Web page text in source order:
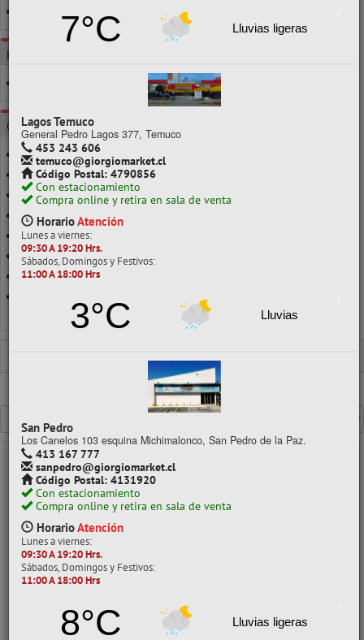
7°C Lluvias ligeras
Lagos Temuco
General Pedro Lagos 377, Temuco
453 243 606
temuco@giorgiomarket.cl
Código Postal: 4790856
Con estacionamiento
Compra online y retira en sala de venta
HorarioAtención
Lunes a viernes:
09:30 A 19:20 Hrs.
Sábados, Domingos y Festivos:
11:00 A 18:00 Hrs
3°C Lluvias
San Pedro
Los Canelos 103 esquina Michimalonco, San Pedro de la Paz.
413 167 777
sanpedro@giorgiomarket.cl
Código Postal: 4131920
Con estacionamiento
Compra online y retira en sala de venta
HorarioAtención
Lunes a viernes:
09:30 A 19:20 Hrs.
Sábados, Domingos y Festivos:
11:00 A 18:00 Hrs
8°C Lluvias ligeras
POR CARACTERÍSTICA
CATEGORÍAS
PINTURA DEDO
TÉMPERA
TÉMPERA CON GLITTER
TÉMPERA FLUORESCENTE
TÉMPERA LAVABLE
TÉMPERA METÁLICA
TÉMPERA SOLIDA
Ver todo en Témperas
TÉMPERA METÁLICA
Mostrando un máximo de 40 resultados por página
TÉMPERA 006 COLOR 022ML METÁLICA TORRE